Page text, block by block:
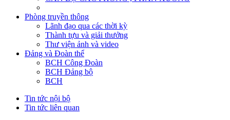
Phòng truyền thông
Lãnh đạo qua các thời kỳ
Thành tựu và giải thưởng
Thư viện ảnh và video
Đảng và Đoàn thể
BCH Công Đoàn
BCH Đảng bộ
BCH
Tin tức nội bộ
Tin tức liên quan